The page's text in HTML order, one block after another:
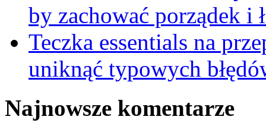
by zachować porządek i
Teczka essentials na
uniknąć typowych
Najnowsze komentarze